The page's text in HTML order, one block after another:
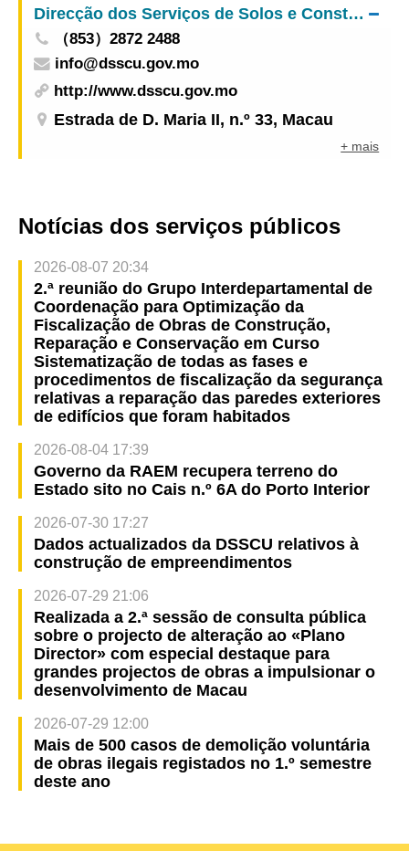
Direcção dos Serviços de Solos e Construção Urbana
（853）2872 2488
info@dsscu.gov.mo
http://www.dsscu.gov.mo
Estrada de D. Maria II, n.º 33, Macau
+ mais
Notícias dos serviços públicos
2026-08-07 20:34
2.ª reunião do Grupo Interdepartamental de
Coordenação para Optimização da
Fiscalização de Obras de Construção,
Reparação e Conservação em Curso
Sistematização de todas as fases e
procedimentos de fiscalização da segurança
relativas a reparação das paredes exteriores
de edifícios que foram habitados
2026-08-04 17:39
Governo da RAEM recupera terreno do
Estado sito no Cais n.º 6A do Porto Interior
2026-07-30 17:27
Dados actualizados da DSSCU relativos à
construção de empreendimentos
2026-07-29 21:06
Realizada a 2.ª sessão de consulta pública
sobre o projecto de alteração ao «Plano
Director» com especial destaque para
grandes projectos de obras a impulsionar o
desenvolvimento de Macau
2026-07-29 12:00
Mais de 500 casos de demolição voluntária
de obras ilegais registados no 1.º semestre
deste ano